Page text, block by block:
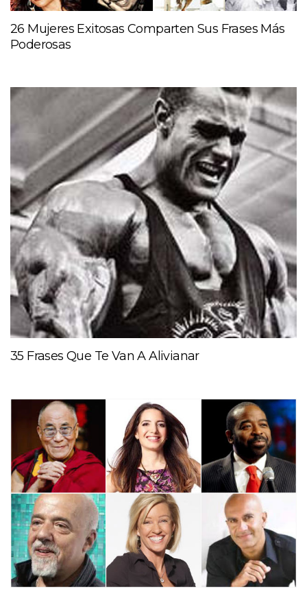
26 Mujeres Exitosas Comparten Sus Frases Más
Poderosas
35 Frases Que Te Van A Alivianar